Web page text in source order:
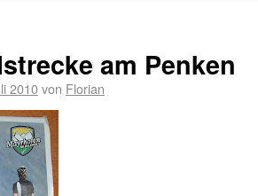
am Penken
2010von Florian